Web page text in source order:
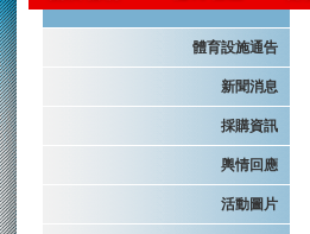
體育設施通告
新聞消息
採購資訊
輿情回應
活動圖片